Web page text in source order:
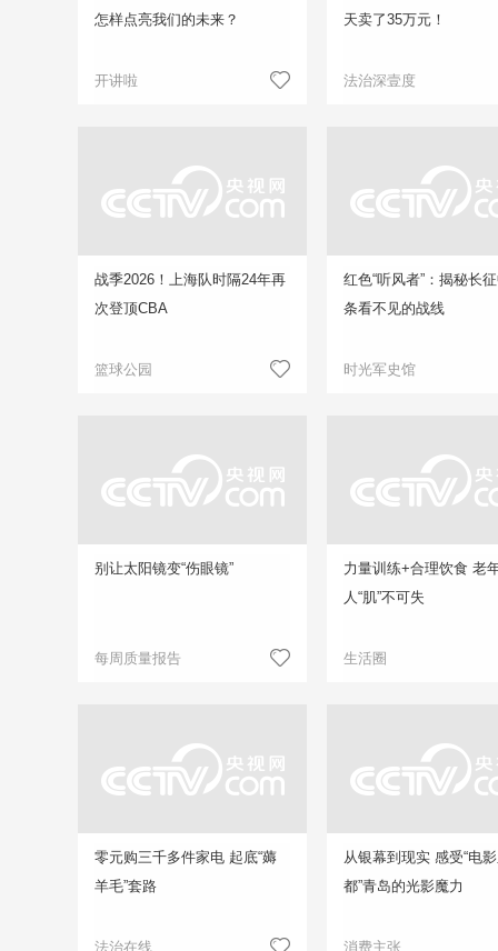
怎样点亮我们的未来？
开讲啦
天卖了35万元！
法治深壹度
战季2026！上海队时隔24年再
次登顶CBA
篮球公园
红色“听风者”：揭秘长
条看不见的战线
时光军史馆
别让太阳镜变“伤眼镜”
每周质量报告
力量训练+合理饮食 老
人“肌”不可失
生活圈
零元购三千多件家电 起底“薅
羊毛”套路
法治在线
从银幕到现实 感受“电
都”青岛的光影魔力
消费主张